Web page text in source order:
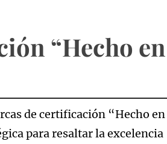
“Hecho en
de certificación “Hecho en
para resaltar la excelencia